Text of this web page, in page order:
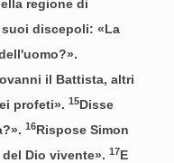
regione di
discepoli: «La
il Battista, altri
profeti». 15Disse
16Rispose Simon
Dio vivente». 17E